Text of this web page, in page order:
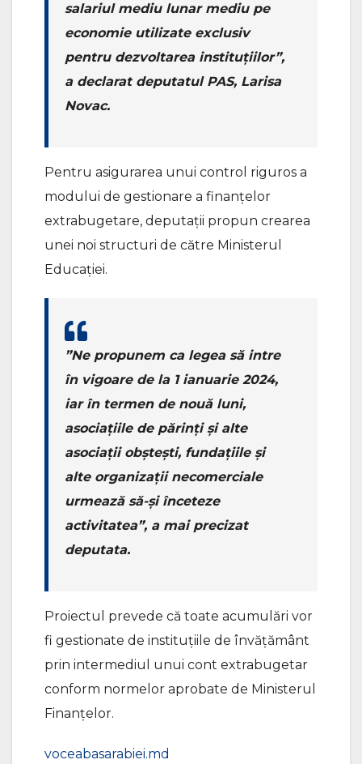
salariul mediu lunar mediu pe
economie utilizate exclusiv
pentru dezvoltarea instituțiilor”,
a declarat deputatul PAS, Larisa
Novac.
Pentru asigurarea unui control riguros a
modului de gestionare a finanțelor
extrabugetare, deputații propun crearea
unei noi structuri de către Ministerul
Educației.
”Ne propunem ca legea să intre
în vigoare de la 1 ianuarie 2024,
iar în termen de nouă luni,
asociațiile de părinți și alte
asociații obștești, fundațiile și
alte organizații necomerciale
urmează să-și înceteze
activitatea”, a mai precizat
deputata.
Proiectul prevede că toate acumulări vor
fi gestionate de instituțiile de învățământ
prin intermediul unui cont extrabugetar
conform normelor aprobate de Ministerul
Finanțelor.
voceabasarabiei.md